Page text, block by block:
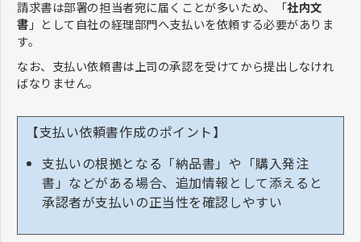
請求書は部署の担当者宛に届くことが多いため、「社内文
書 」として自社の経理部門へ支払いを依頼する必要がありま
す。
なお、支払い依頼書は上司の承認を受けてから提出しなけれ
ばなりません。
【支払い依頼書作成のポイント】
支払いの根拠となる「納品書」や「購入発注
書」などがある場合、追加情報として添えると
承認者が支払いの正当性を確認しやすい